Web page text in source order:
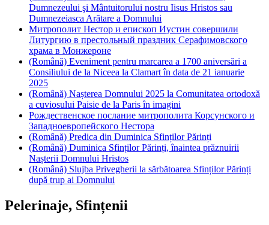
Dumnezeului şi Mântuitorului nostru Iisus Hristos sau
Dumnezeiasca Arătare a Domnului
Митрополит Нестор и епископ Иустин совершили
Литургию в престольный праздник Серафимовского
храма в Монжероне
(Română) Eveniment pentru marcarea a 1700 aniversări a
Consiliului de la Niceea la Clamart în data de 21 ianuarie
2025
(Română) Nașterea Domnului 2025 la Comunitatea ortodoxă
a cuviosului Paisie de la Paris în imagini
Рождественское послание митрополита Корсунского и
Западноевропейского Нестора
(Română) Predica din Duminica Sfinților Părinți
(Română) Duminica Sfinților Părinți, înaintea prăznuirii
Nașterii Domnului Hristos
(Română) Slujba Privegherii la sărbătoarea Sfinților Părinți
după trup ai Domnului
Pelerinaje, Sfințenii